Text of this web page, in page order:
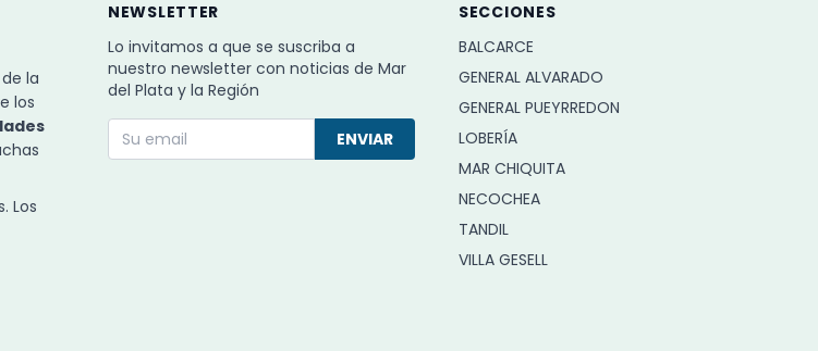
la
los
Los
NEWSLETTER
Lo invitamos a que se suscriba a
nuestro newsletter con noticias de Mar
del Plata y la Región
ENVIAR
SECCIONES
BALCARCE
GENERAL ALVARADO
GENERAL PUEYRREDON
LOBERÍA
MAR CHIQUITA
NECOCHEA
TANDIL
VILLA GESELL